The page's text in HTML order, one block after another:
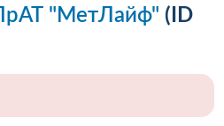
ПрАТ "МетЛайф" (ID